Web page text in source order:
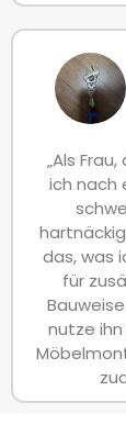
„Als
ich nach
das, was
für
nutze